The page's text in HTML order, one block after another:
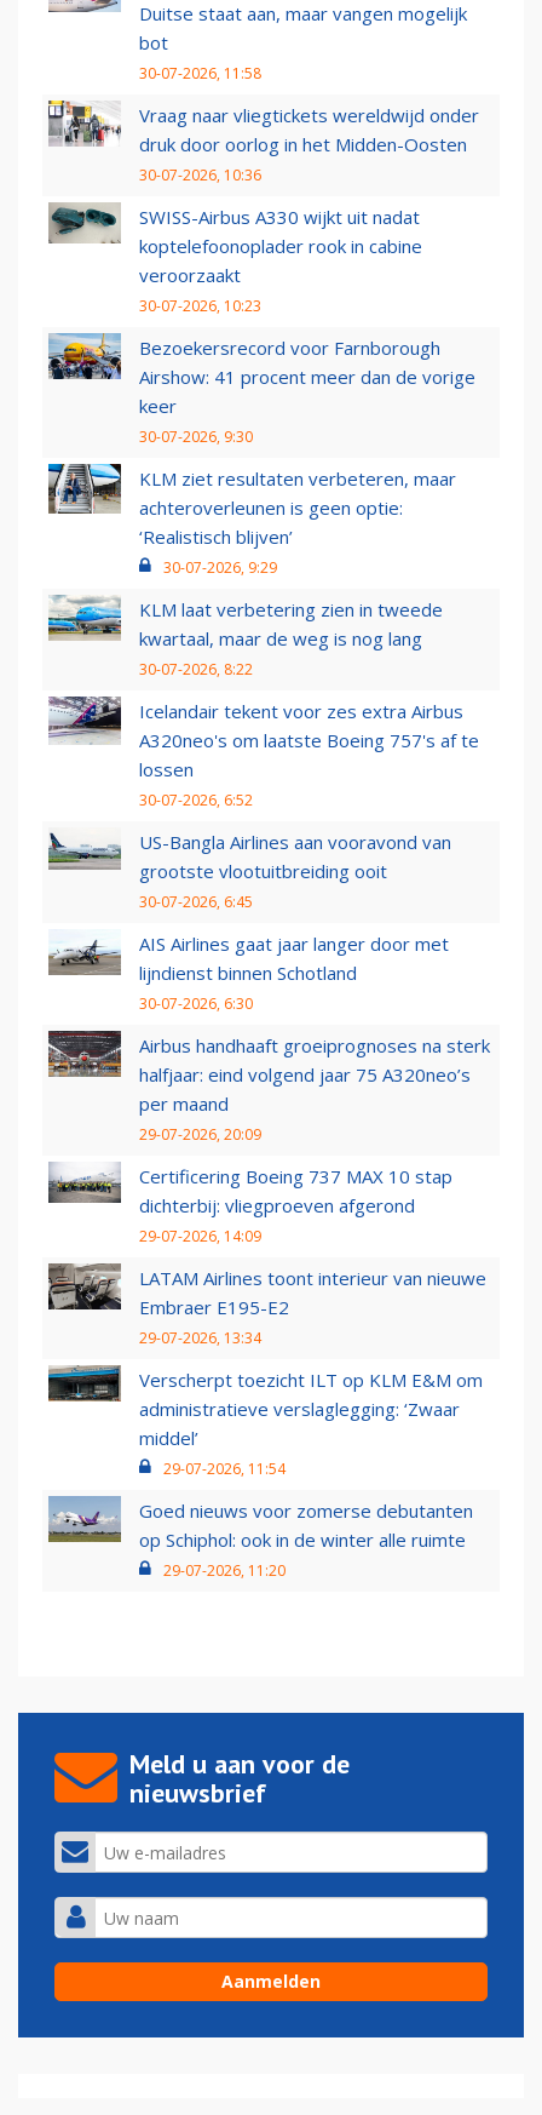
Duitse staat aan, maar vangen mogelijk
bot
30-07-2026, 11:58
Vraag naar vliegtickets wereldwijd onder
druk door oorlog in het Midden-Oosten
30-07-2026, 10:36
SWISS-Airbus A330 wijkt uit nadat
koptelefoonoplader rook in cabine
veroorzaakt
30-07-2026, 10:23
Bezoekersrecord voor Farnborough
Airshow: 41 procent meer dan de vorige
keer
30-07-2026, 9:30
KLM ziet resultaten verbeteren, maar
achteroverleunen is geen optie:
‘Realistisch blijven’
30-07-2026, 9:29
KLM laat verbetering zien in tweede
kwartaal, maar de weg is nog lang
30-07-2026, 8:22
Icelandair tekent voor zes extra Airbus
A320neo's om laatste Boeing 757's af te
lossen
30-07-2026, 6:52
US-Bangla Airlines aan vooravond van
grootste vlootuitbreiding ooit
30-07-2026, 6:45
AIS Airlines gaat jaar langer door met
lijndienst binnen Schotland
30-07-2026, 6:30
Airbus handhaaft groeiprognoses na sterk
halfjaar: eind volgend jaar 75 A320neo’s
per maand
29-07-2026, 20:09
Certificering Boeing 737 MAX 10 stap
dichterbij: vliegproeven afgerond
29-07-2026, 14:09
LATAM Airlines toont interieur van nieuwe
Embraer E195-E2
29-07-2026, 13:34
Verscherpt toezicht ILT op KLM E&M om
administratieve verslaglegging: ‘Zwaar
middel’
29-07-2026, 11:54
Goed nieuws voor zomerse debutanten
op Schiphol: ook in de winter alle ruimte
29-07-2026, 11:20
Meld u aan voor de
nieuwsbrief